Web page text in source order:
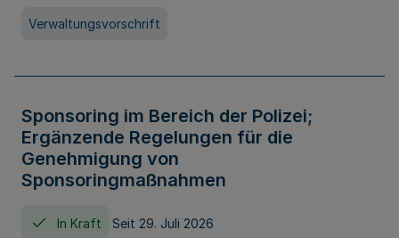
Verwaltungsvorschrift
Sponsoring im Bereich der Polizei;
Ergänzende Regelungen für die
Genehmigung von
Sponsoringmaßnahmen
In Kraft Seit 29. Juli 2026